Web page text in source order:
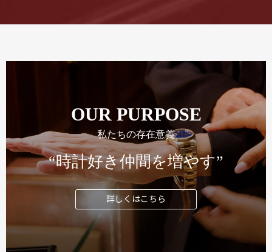
OUR PURPOSE
私たちの存在意義
“時計好き仲間を増やす”
詳しくはこちら